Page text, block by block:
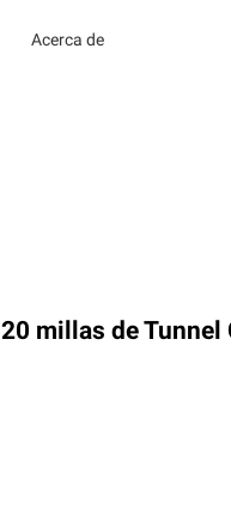
Acerca de
millas de Tunnel